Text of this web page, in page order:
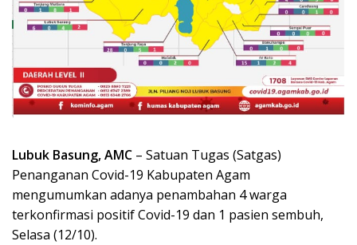
Lubuk Basung, AMC – Satuan Tugas (Satgas)
Penanganan Covid-19 Kabupaten Agam
mengumumkan adanya penambahan 4 warga
terkonfirmasi positif Covid-19 dan 1 pasien sembuh,
Selasa (12/10).